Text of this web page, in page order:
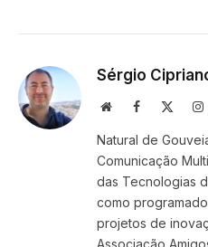
Sérgio
WebsiteFacebook
Natural de
Comunicação
das Tecnologias
como
projetos de
Associação